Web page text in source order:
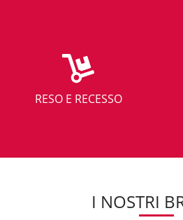
RESO E RECESSO
I NOSTRI